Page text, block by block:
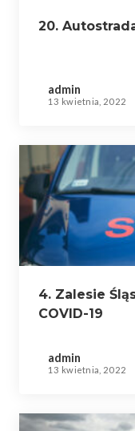
20.
admin
13 kwietnia, 2022
4. Zalesie
COVID-19
admin
13 kwietnia, 2022